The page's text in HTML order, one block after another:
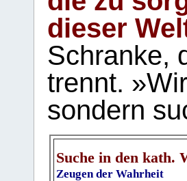
dieser
Schranke,
trennt.
sondern
Suche in den kath.
Zeugen der Wahrheit